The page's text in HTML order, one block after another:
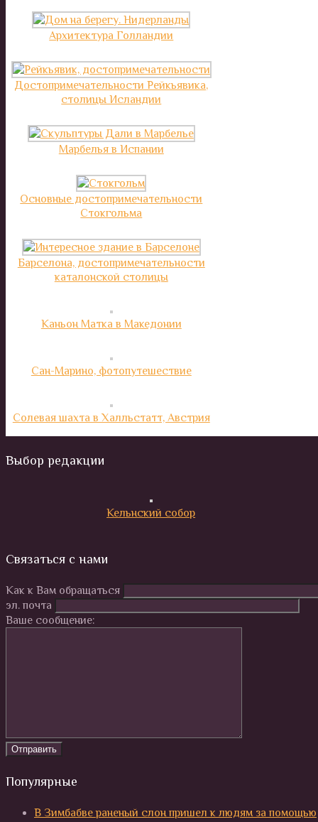
Архитектура Голландии
Достопримечательности Рейкьявика,
столицы Исландии
Марбелья в Испании
Основные достопримечательности
Стокгольма
Барселона, достопримечательности
каталонской столицы
Каньон Матка в Македонии
Сан-Марино, фотопутешествие
Солевая шахта в Халльстатт, Австрия
Выбор редакции
Кельнский собор
Связаться с нами
Как к Вам обращаться
эл. почта
Ваше сообщение:
Популярные
В Зимбабве раненый слон пришел к людям за помощью